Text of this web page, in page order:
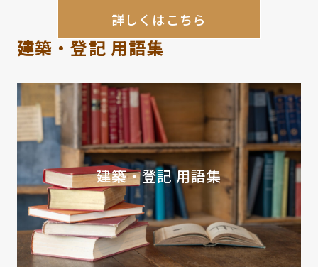
詳しくはこちら
建築・登記 用語集
建築・登記 用語集